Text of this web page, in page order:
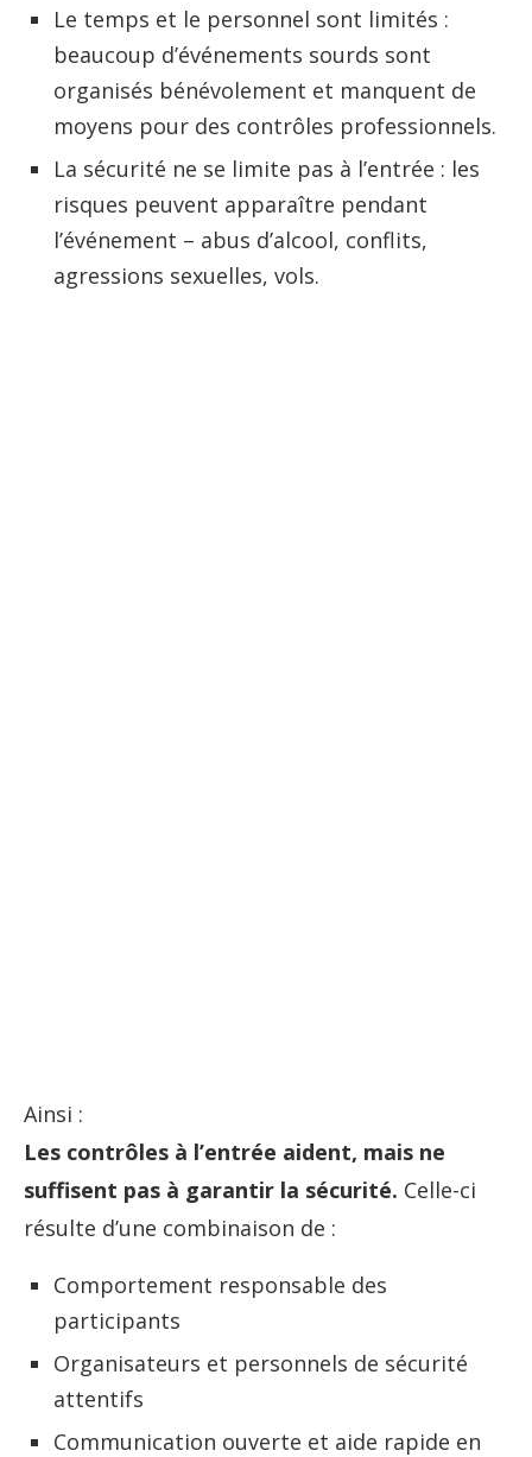
Le temps et le personnel sont limités :
beaucoup d’événements sourds sont
organisés bénévolement et manquent de
moyens pour des contrôles professionnels.
La sécurité ne se limite pas à l’entrée : les
risques peuvent apparaître pendant
l’événement – abus d’alcool, conflits,
agressions sexuelles, vols.
Ainsi :
Les contrôles à l’entrée aident, mais ne
suffisent pas à garantir la sécurité. Celle-ci
résulte d’une combinaison de :
Comportement responsable des
participants
Organisateurs et personnels de sécurité
attentifs
Communication ouverte et aide rapide en